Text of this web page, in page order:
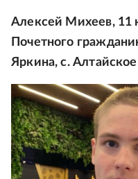
Алексей Михеев,
Почетного
Яркина, с.